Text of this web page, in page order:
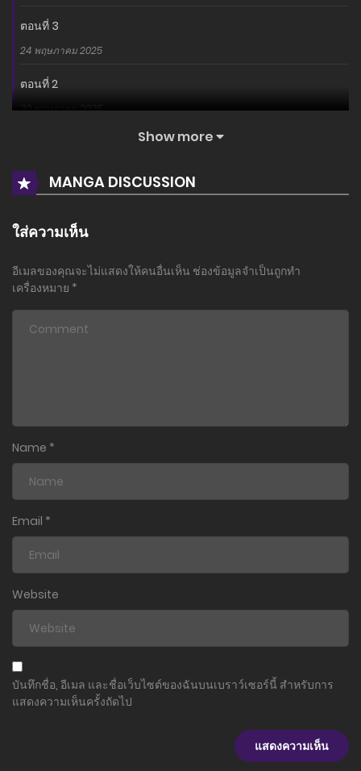
ตอนที่ 3
24 พฤษภาคม 2025
ตอนที่ 2
20 พฤษภาคม 2025
Show more
MANGA DISCUSSION
ใส่ความเห็น
อีเมลของคุณจะไม่แสดงให้คนอื่นเห็น ช่องข้อมูลจำเป็นถูกทำ
เครื่องหมาย *
Name *
Email *
Website
บันทึกชื่อ, อีเมล และชื่อเว็บไซต์ของฉันบนเบราว์เซอร์นี้ สำหรับการ
แสดงความเห็นครั้งถัดไป